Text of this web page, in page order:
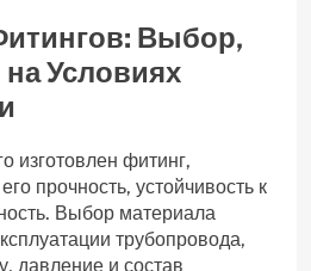
Выбор,
Условиях
изготовлен фитинг,
прочность, устойчивость к
Выбор материала
трубопровода,
давление и состав